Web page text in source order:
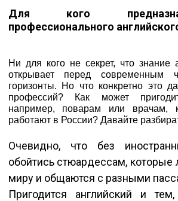
Для кого
профессионального
Ни для кого не секрет, что знание
открывает перед современным
горизонты. Но что конкретно это
профессий? Как может
например, поварам или врачам,
работают в России? Давайте
Очевидно, что без
обойтись стюардессам, которые
миру и общаются с разными
Пригодится английский и